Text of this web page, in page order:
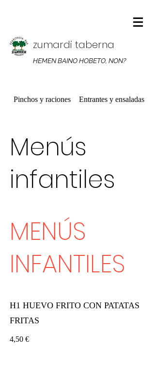
zumardi taberna
HEMEN BAINO HOBETO, NON?
Pinchos y raciones Entrantes y ensaladas
Menús
infantiles
MENÚS
INFANTILES
H1 HUEVO FRITO CON PATATAS
FRITAS
4,50 €